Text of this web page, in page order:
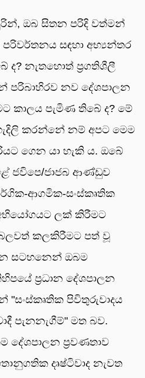
ඔබ සිතන පරිදි වත්මන්
සඳහා අභ්‍යන්තර
ද? නැතහොත් ප්‍රගතිශීලී
නව දේශපාලන
කාලය පැමිණ තිබේ ද? මේ
කරන්නේ නම් අපට මෙම
ගෙන යා හැකි ය. ඔබේ
ජවිපෙ/ජාජබ ආණ්ඩුව
ආගමික-සංස්කෘතික
ලක් කිරීමට
කලකිරීමට පත් වූ
සටහනෙන් ඔබම
ප්‍රධාන දේශපාලන
පිවිතුරුවාදය
පැනනැගීම්" මත බව.
දේශපාලන ප්‍රවණතාව
දෘෂ්ටිවාද නැවත